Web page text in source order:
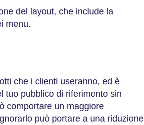
del layout, che include la
menu.
che i clienti useranno, ed è
tuo pubblico di riferimento sin
comportare un maggiore
può portare a una riduzione